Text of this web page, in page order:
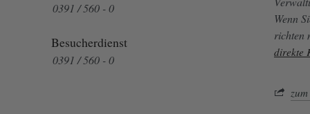
0391 / 560 - 0
Besucherdienst
0391 / 560 - 0
Wenn
richten
direkte